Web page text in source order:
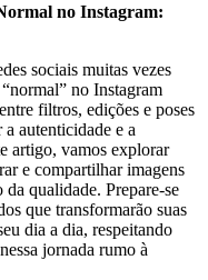
no Instagram:
sociais ‌muitas vezes
no Instagram
filtros, ⁢edições e poses
autenticidade e⁣ a
artigo, vamos​ explorar
e‌ compartilhar ⁤imagens
da ‌qualidade. Prepare-se
que transformarão suas
dia a dia, ‌respeitando
jornada rumo à